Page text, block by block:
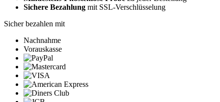
Sichere Bezahlung mit SSL-Verschlüsselung
Sicher bezahlen mit
Nachnahme
Vorauskasse